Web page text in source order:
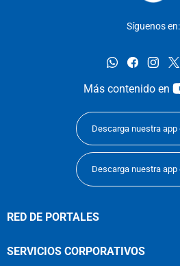
Síguenos en:
whatsappfacebook
Más contenido en
Descarga nuestra app
Descarga nuestra app
RED DE PORTALES
SERVICIOS CORPORATIVOS